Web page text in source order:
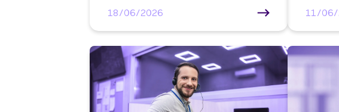
18/06/2026 11/06/